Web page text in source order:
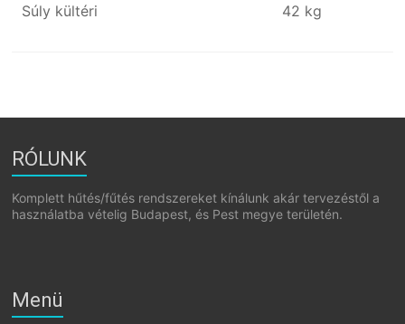
Súly kültéri 42 kg
RÓLUNK
Komplett hűtés/fűtés rendszereket kínálunk akár tervezéstől a
használatba vételig Budapest, és Pest megye területén.
Menü